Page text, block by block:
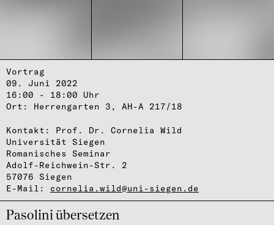
Vortrag
09. Juni 2022
16:00 - 18:00 Uhr
Ort: Herrengarten 3, AH-A 217/18
Kontakt: Prof. Dr. Cornelia Wild
Universität Siegen
Romanisches Seminar
Adolf-Reichwein-Str. 2
57076 Siegen
E-Mail: cornelia.wild@uni-siegen.de
Pasolini übersetzen